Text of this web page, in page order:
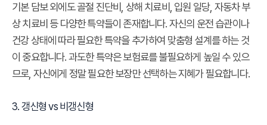
기본 담보 외에도 골절 진단비, 상해 치료비, 입원 일당, 자동차 부
상 치료비 등 다양한 특약들이 존재합니다. 자신의 운전 습관이나
건강 상태에 따라 필요한 특약을 추가하여 맞춤형 설계를 하는 것
이 중요합니다. 과도한 특약은 보험료를 불필요하게 높일 수 있으
므로, 자신에게 정말 필요한 보장만 선택하는 지혜가 필요합니다.
3. 갱신형 vs 비갱신형